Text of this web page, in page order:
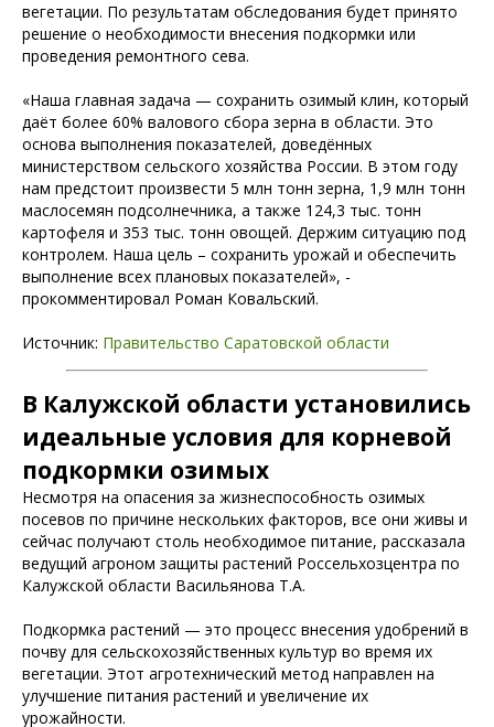
вегетации. По результатам обследования будет принято
решение о необходимости внесения подкормки или
проведения ремонтного сева.
«Наша главная задача — сохранить озимый клин, который
даёт более 60% валового сбора зерна в области. Это
основа выполнения показателей, доведённых
министерством сельского хозяйства России. В этом году
нам предстоит произвести 5 млн тонн зерна, 1,9 млн тонн
маслосемян подсолнечника, а также 124,3 тыс. тонн
картофеля и 353 тыс. тонн овощей. Держим ситуацию под
контролем. Наша цель – сохранить урожай и обеспечить
выполнение всех плановых показателей», -
прокомментировал Роман Ковальский.
Источник: Правительство Саратовской области
В Калужской области установились
идеальные условия для корневой
подкормки озимых
Несмотря на опасения за жизнеспособность озимых
посевов по причине нескольких факторов, все они живы и
сейчас получают столь необходимое питание, рассказала
ведущий агроном защиты растений Россельхозцентра по
Калужской области Васильянова Т.А.
Подкормка растений — это процесс внесения удобрений в
почву для сельскохозяйственных культур во время их
вегетации. Этот агротехнический метод направлен на
улучшение питания растений и увеличение их
урожайности.